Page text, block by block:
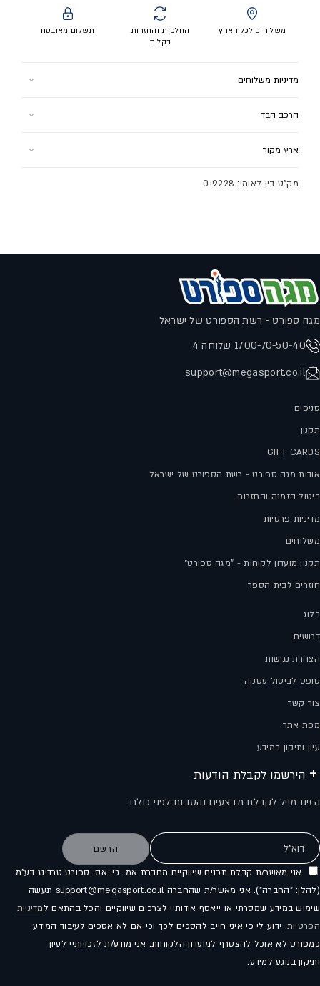
משלוחים לכל הארץ
החלפות והחזרות
בקלות
תשלום מאובטח
מדיניות משלוחים
לתקנון המשלוחים לחץכאן
הרכב הבד
סוליה: 100% גומי
ארץ מקור
מק"ט בין לאומי: 019228
מגה ספורט - רשת הספורט של ישראל
1700-70-50-40 שלוחה 4
support@megasport.co.il
סניפים
תקנון
GIFT CARDS
אודות מגה ספורט - רשת הספורט של ישראל
ביטול הזמנה והחזרות
מדיניות פרטיות
משלוחים
תקנון מועדון לקוחות - "מגה ספורט״
חוזרים לבית הספר
בלוג
דרושים
הצהרת נגישות
טופס לביטול עסקה
צור קשר
מפת אתר
עיון ותיקון במידע
הירשמו לקבלת הודעות
הזינו מייל לקבלת מבצעים והטבות לפני כולם
דוא"ל הרשם
אני מאשר/ת קבלת תכנים שיווקיים מחברת אמ. ג'י. אס. ספורט טרדינג בע"מ
(להלן: "החברה"). אני מאשר/ת שהחברה support@megasport.co.il תעשה
שימוש במידע שמסרתי או ייאסף אודותיי לצרכים שיווקיים והכל בהתאם למדיניות
הפרטיות. ידוע לי כי איני חייב להסכים לכך וכי אם לא אסכים לעיבוד המידע
כמפורט לא אוכל להצטרף למועדון הלקוחות. אני מודע/ת לזכויותיי לעיון
ותיקון בנוגע למידע.